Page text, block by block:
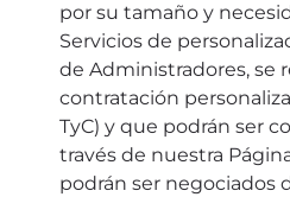
por su tamaño y
Servicios de
de Administradores, se
contratación
TyC) y que podrán ser
través de nuestra
podrán ser negociados